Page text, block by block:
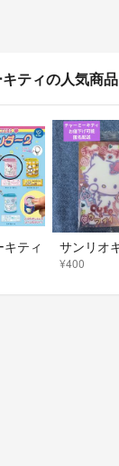
ティの人気商品
ティ
¥400